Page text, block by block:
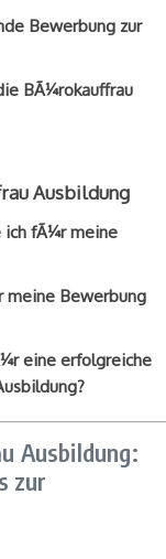
Bewerbung zur
BÃ¼rokauffrau
Ausbildung
ich fÃ¼r meine
meine Bewerbung
eine erfolgreiche
Ausbildung:
zur